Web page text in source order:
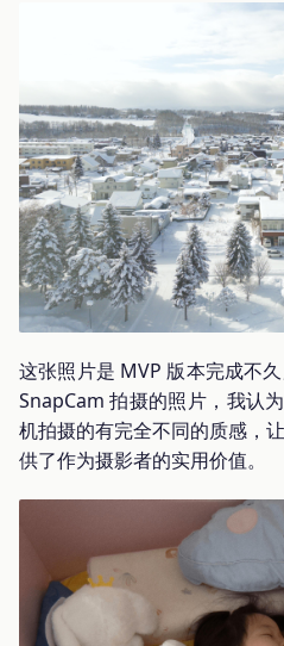
这张照片是 MVP 版本完成不
SnapCam 拍摄的照片，我认
机拍摄的有完全不同的质感，
供了作为摄影者的实用价值。